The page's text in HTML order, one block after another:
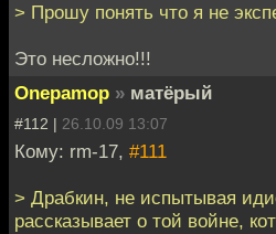
> Прошу понять что я не
Это несложно!!!
Onepamop » матёрый
#112 | 26.10.09 13:07
Кому: rm-17, #111
> Драбкин, не испытывая
рассказывает о той войне,